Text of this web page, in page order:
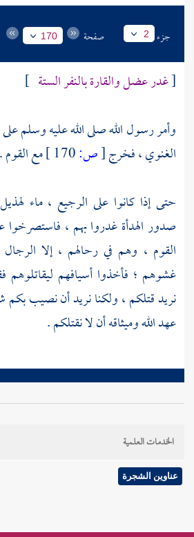
جزء 2 صفحة 170
[غدرعضلوالقارةبالنفر الستة ]
وأمر رسول الله صلى الله عليه وسلم
الغنوي ،فخرج[ص:
مع القوم .
حتى إذا كانوا على الرجيع ، ماء
صدورالهدأةغدروا بهم ، فاستصرخوا
القوم ، وهم في رحالهم ، إلا
غشوهم ؛ فأخذوا أسيافهم ليقاتلوهم
نريد قتلكم ، ولكنا نريد أن نصيب بكم
عهد الله وميثاقه أن لا نقتلكم .
الخدمات العلمية
عناوين الشجرة